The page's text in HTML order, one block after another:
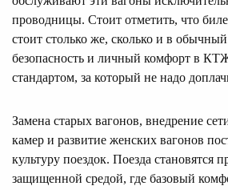
проводницы. Стоит отметить, что
стоит столько же, сколько и в
безопасность и личный комфорт в
стандартом, за который не надо
Замена старых вагонов, внедрение
камер и развитие женских вагонов
культуру поездок. Поезда становятся
защищенной средой, где базовый